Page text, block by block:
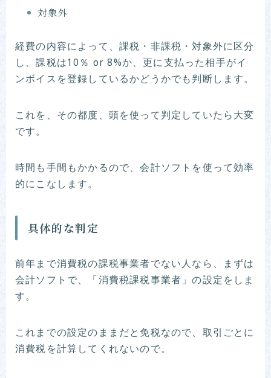
対象外
経費の内容によって、課税・非課税・対象外に区分
し、課税は10％ or 8%か、更に支払った相手がイ
ンボイスを登録しているかどうかでも判断します。
これを、その都度、頭を使って判定していたら大変
です。
時間も手間もかかるので、会計ソフトを使って効率
的にこなします。
具体的な判定
前年まで消費税の課税事業者でない人なら、まずは
会計ソフトで、「消費税課税事業者」の設定をしま
す。
これまでの設定のままだと免税なので、取引ごとに
消費税を計算してくれないので。